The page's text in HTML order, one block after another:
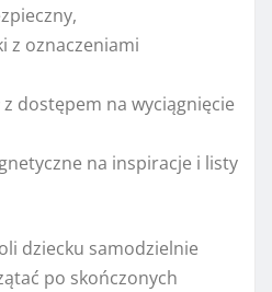
z oznaczeniami
z dostępem na wyciągnięcie
na inspiracje i listy
dziecku samodzielnie
po skończonych